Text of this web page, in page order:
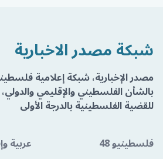
شبكة مصدر الاخبارية
مصدر الإخبارية، شبكة إعلامية
بالشأن الفلسطيني والإقليمي
للقضية الفلسطينية بالدرجة الأولى
فلسطينيو 48
عربية